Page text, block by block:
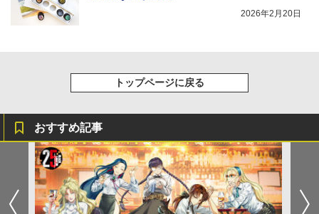
2026年2月20日
トップページに戻る
おすすめ記事